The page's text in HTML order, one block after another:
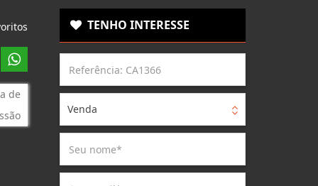
de
TENHO INTERESSE
Venda